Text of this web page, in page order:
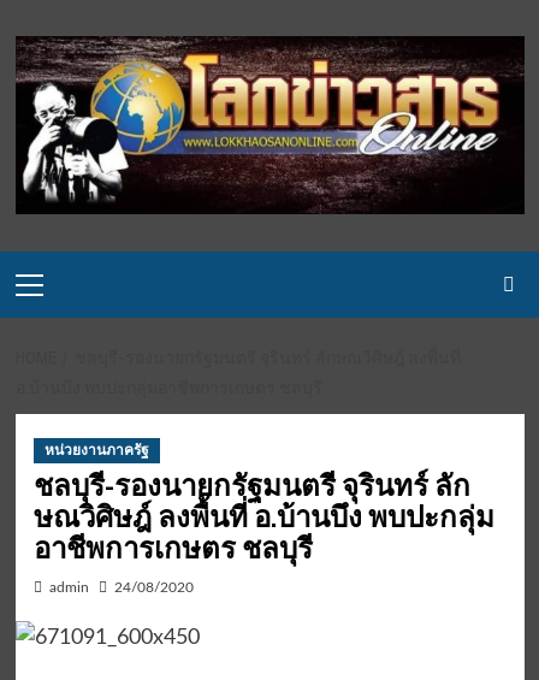
to
content
Menu
หน่วยงานภาครัฐ
ชลบุรี-รองนายกรัฐมนตรี จุรินทร์ ลัก
ษณวิศิษฎ์ ลงพื้นที่ อ.บ้านบึง พบปะกลุ่ม
อาชีพการเกษตร ชลบุรี
admin 24/08/2020